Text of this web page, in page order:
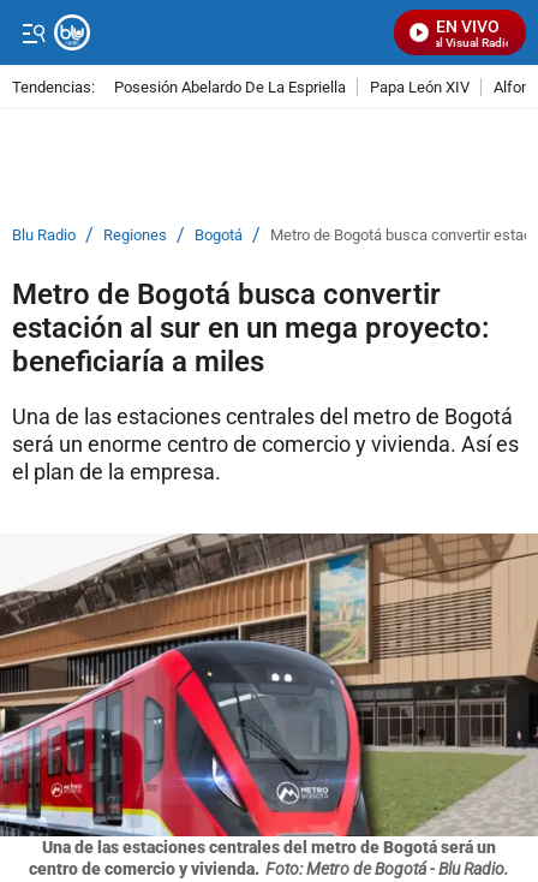
EN VIVO
Señal Visual Radio
Tendencias: Posesión Abelardo De La Espriella Papa León XIV
Blu Radio / Regiones / Bogotá / Metro de Bogotá busca convertir
Metro de Bogotá busca convertir
estación al sur en un mega proyecto:
beneficiaría a miles
Una de las estaciones centrales del metro de Bogotá
será un enorme centro de comercio y vivienda. Así es
el plan de la empresa.
Una de las estaciones centrales del metro de Bogotá será un
centro de comercio y vivienda. Foto: Metro de Bogotá - Blu Radio.